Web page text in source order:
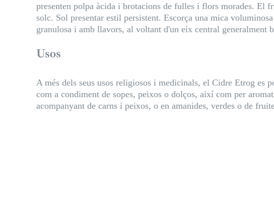
presenten polpa àcida i brotacions de fulles i flors morades. El
solc. Sol presentar estil persistent. Escorça una mica
granulosa i amb llavors, al voltant d'un eix central generalment
Usos
A més dels seus usos religiosos i medicinals, el Cidre Etrog es
com a condiment de sopes, peixos o dolços, així com per
acompanyant de carns i peixos, o en amanides, verdes o de